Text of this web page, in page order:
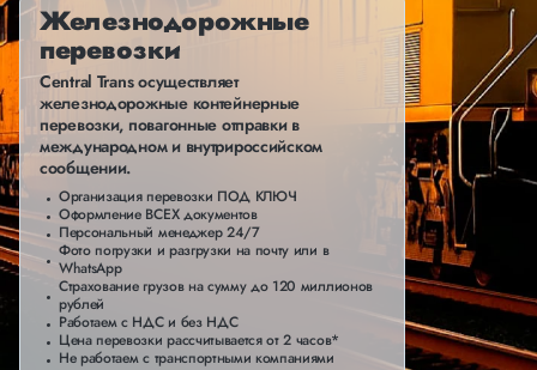
Железнодорожные
перевозки
Central Trans осуществляет
железнодорожные контейнерные
перевозки, повагонные отправки в
международном и внутрироссийском
сообщении.
Организация перевозки ПОД КЛЮЧ
Оформление ВСЕХ документов
Персональный менеджер 24/7
Фото погрузки и разгрузки на почту или в
WhatsApp
Страхование грузов на сумму до 120 миллионов
рублей
Работаем с НДС и без НДС
Цена перевозки рассчитывается от 2 часов*
Не работаем с транспортными компаниями